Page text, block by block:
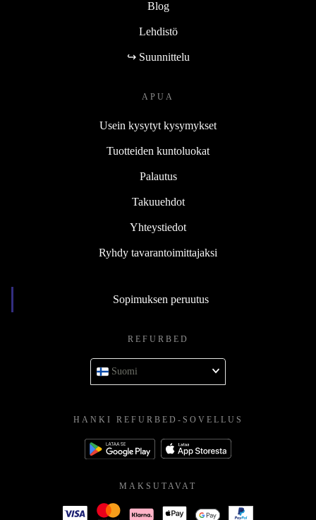
Blog
Lehdistö
↪ Suunnittelu
APUA
Usein kysytyt kysymykset
Tuotteiden kuntoluokat
Palautus
Takuuehdot
Yhteystiedot
Ryhdy tavarantoimittajaksi
Sopimuksen peruutus
REFURBED
Suomi
HANKI REFURBED-SOVELLUS
MAKSUTAVAT